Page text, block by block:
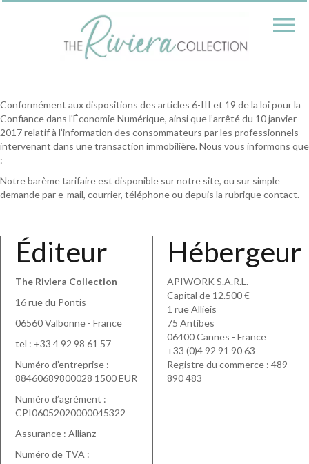
Conformément aux dispositions des articles 6-III et 19 de la loi pour la
Confiance dans l'Économie Numérique, ainsi que l’arrêté du 10 janvier
2017 relatif à l’information des consommateurs par les professionnels
intervenant dans une transaction immobilière. Nous vous informons que
:
Notre barème tarifaire est disponible sur notre site, ou sur simple
demande par e-mail, courrier, téléphone ou depuis la rubrique contact.
Éditeur
The Riviera Collection
16 rue du Pontis
06560 Valbonne - France
tel : +33 4 92 98 61 57
Numéro d’entreprise :
88460689800028 1500 EUR
Numéro d’agrément :
CPI06052020000045322
Assurance : Allianz
Numéro de TVA :
Hébergeur
APIWORK S.A.R.L.
Capital de 12.500 €
1 rue Allieis
75 Antibes
06400 Cannes - France
+33 (0)4 92 91 90 63
Registre du commerce : 489
890 483